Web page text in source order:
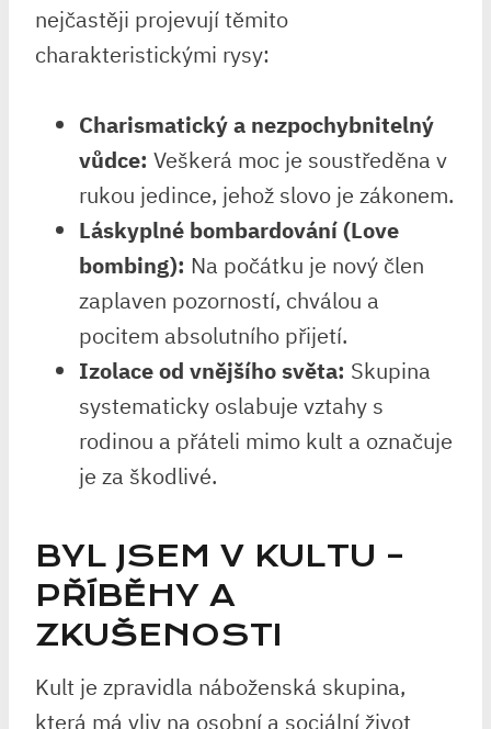
nejčastěji projevují těmito
charakteristickými rysy:
Charismatický a nezpochybnitelný
vůdce: Veškerá moc je soustředěna v
rukou jedince, jehož slovo je zákonem.
Láskyplné bombardování (Love
bombing): Na počátku je nový člen
zaplaven pozorností, chválou a
pocitem absolutního přijetí.
Izolace od vnějšího světa: Skupina
systematicky oslabuje vztahy s
rodinou a přáteli mimo kult a označuje
je za škodlivé.
BYL JSEM V KULTU –
PŘÍBĚHY A
ZKUŠENOSTI
Kult je zpravidla náboženská skupina,
která má vliv na osobní a sociální život